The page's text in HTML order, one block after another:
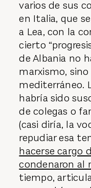
varios de sus
en Italia, que
a Lea, con la
cierto
de Albania no
marxismo,
mediterráneo.
habría sido
de colegas o
(casi diría, la
repudiar esa
hacerse cargo
condenaron al
tiempo,